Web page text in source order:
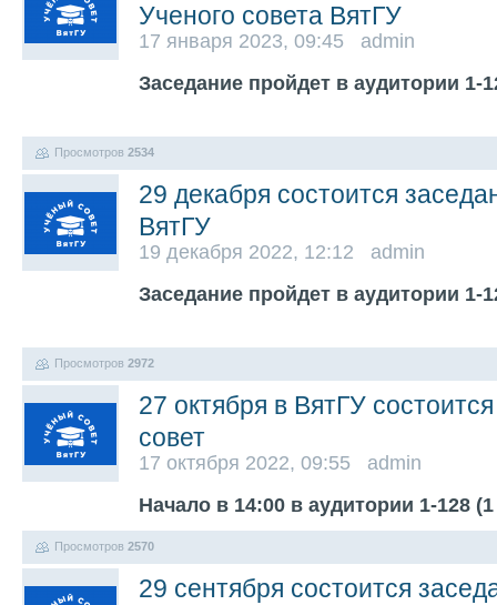
Ученого совета ВятГУ
17 января 2023, 09:45 admin
Заседание пройдет в аудитории 1-
Просмотров 2534
29 декабря состоится
ВятГУ
19 декабря 2022, 12:12 admin
Заседание пройдет в аудитории 1-
Просмотров 2972
27 октября в ВятГУ
совет
17 октября 2022, 09:55 admin
Начало в 14:00 в аудитории 1-128
Просмотров 2570
29 сентября состоится